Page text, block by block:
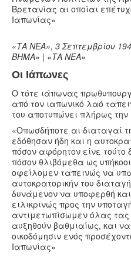
Βρετανίας αι οποίαι
Ιαπωνίας»
«ΤΑ ΝΕΑ», 3 Σεπτεμβρίου
ΒΗΜΑ» | «ΤΑ ΝΕΑ»
Οι Ιάπωνες
Ο τότε ιάπωνας
από τον ιαπωνικό λαό
του αποτυπώνει πλήρως την
«Οπωσδήποτε αι διαταγαί
εδόθησαν ήδη και η
πόσον αφόρητον είνε τούτο
πόσον θλιβόμεθα ως
οφείλομεν ταπεινώς να
αυτοκρατορικήν του
δυνάμενον να υποφερθή
ειλικρινώς προς την
αντιμετωπίσωμεν όλας τας
αυξηθούν βαθμιαίως, και
οικοδόμησιν ενός
Ιαπωνίας»